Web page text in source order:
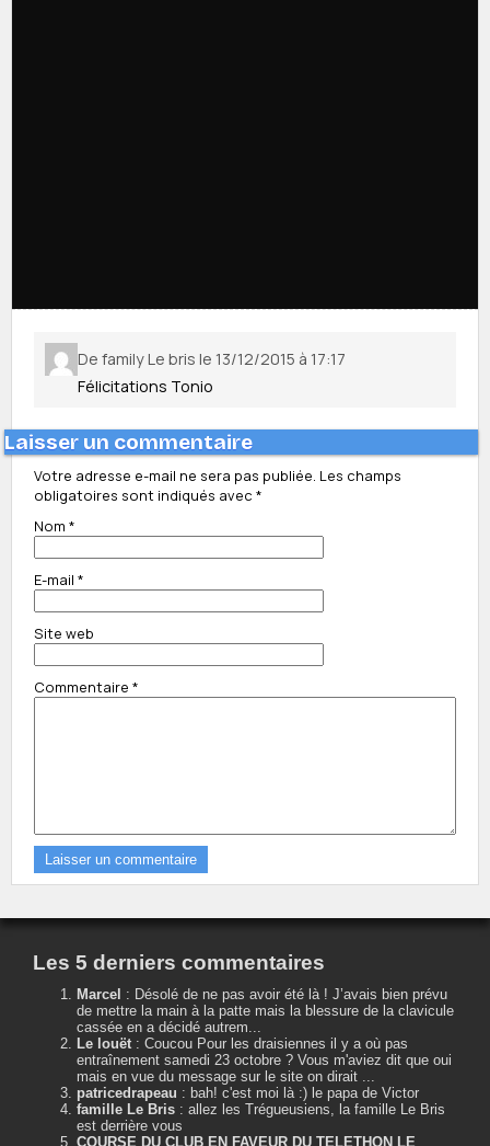
De family Le bris le 13/12/2015 à 17:17
Félicitations Tonio
Laisser un commentaire
Votre adresse e-mail ne sera pas publiée. Les champs
obligatoires sont indiqués avec *
Nom *
E-mail *
Site web
Commentaire *
Les 5 derniers commentaires
Marcel : Désolé de ne pas avoir été là ! J’avais bien prévu
de mettre la main à la patte mais la blessure de la clavicule
cassée en a décidé autrem...
Le louët: Coucou Pour les draisiennes il y a où pas
entraînement samedi 23 octobre ? Vous m'aviez dit que oui
mais en vue du message sur le site on dirait ...
patricedrapeau : bah! c'est moi là :) le papa de Victor
famille Le Bris : allez les Trégueusiens, la famille Le Bris
est derrière vous
COURSE DU CLUB EN FAVEUR DU TELETHON LE